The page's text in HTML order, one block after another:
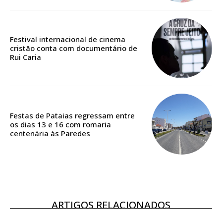
Acesso ao conteúdo online
Acesso aos conteúdos Exclusivos para
assinantes
Festival internacional de cinema
cristão conta com documentário de
Rui Caria
Festas de Pataias regressam entre
os dias 13 e 16 com romaria
centenária às Paredes
ARTIGOS RELACIONADOS